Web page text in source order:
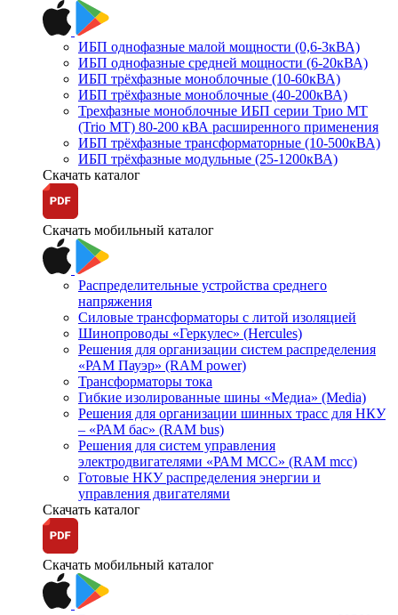
ИБП однофазные малой мощности (0,6-3кВА)
ИБП однофазные средней мощности (6-20кВА)
ИБП трёхфазные моноблочные (10-60кВА)
ИБП трёхфазные моноблочные (40-200кВА)
Трехфазные моноблочные ИБП серии Трио МТ
(Trio MT) 80-200 кВА расширенного применения
ИБП трёхфазные трансформаторные (10-500кВА)
ИБП трёхфазные модульные (25-1200кВА)
Скачать каталог
Скачать мобильный каталог
Распределительные устройства среднего
напряжения
Силовые трансформаторы с литой изоляцией
Шинопроводы «Геркулес» (Hercules)
Решения для организации систем распределения
«РАМ Пауэр» (RAM power)
Трансформаторы тока
Гибкие изолированные шины «Медиа» (Media)
Решения для организации шинных трасс для НКУ
– «РАМ бас» (RAM bus)
Решения для систем управления
электродвигателями «РАМ МСС» (RAM mcc)
Готовые НКУ распределения энергии и
управления двигателями
Скачать каталог
Скачать мобильный каталог